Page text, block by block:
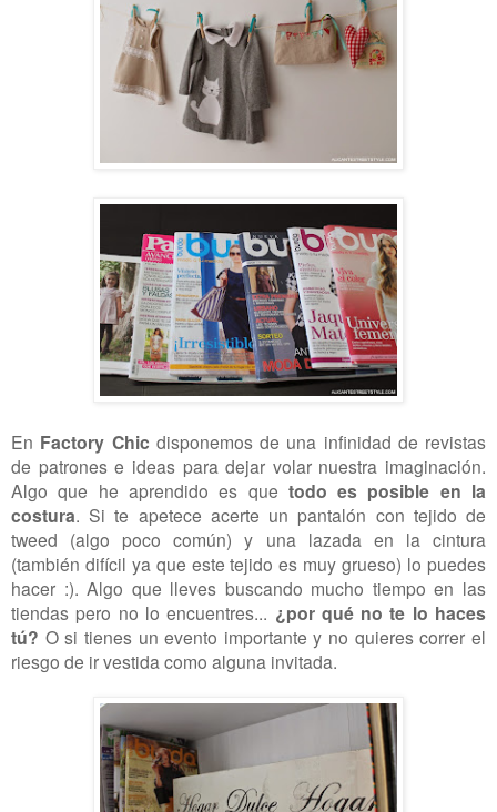
En Factory Chic disponemos de una infinidad de revistas
de patrones e ideas para dejar volar nuestra imaginación.
Algo que he aprendido es que todo es posible en la
costura. Si te apetece acerte un pantalón con tejido de
tweed (algo poco común) y una lazada en la cintura
(también difícil ya que este tejido es muy grueso) lo puedes
hacer :). Algo que lleves buscando mucho tiempo en las
tiendas pero no lo encuentres... ¿por qué no te lo haces
tú? O si tienes un evento importante y no quieres correr el
riesgo de ir vestida como alguna invitada.